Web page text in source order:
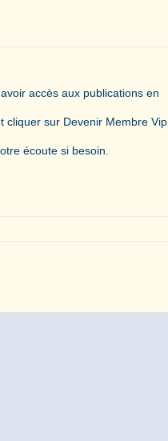
accès aux publications en
cliquer sur Devenir Membre Vip
écoute si besoin.